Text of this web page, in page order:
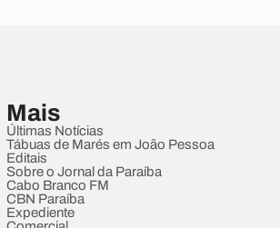
Mais
Últimas Notícias
Tábuas de Marés em João Pessoa
Editais
Sobre o Jornal da Paraíba
Cabo Branco FM
CBN Paraíba
Expediente